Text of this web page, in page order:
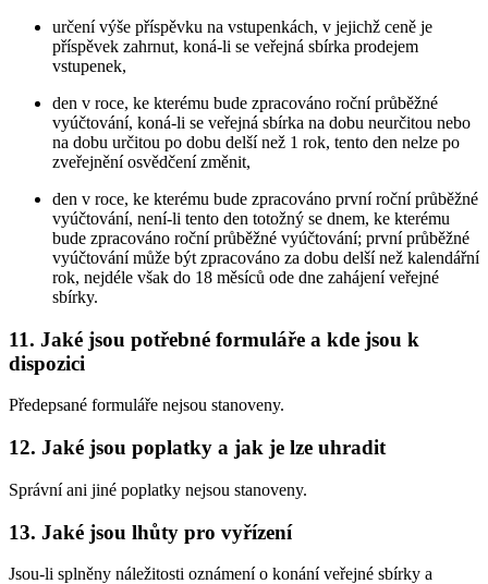
určení výše příspěvku na vstupenkách, v jejichž ceně je
příspěvek zahrnut, koná-li se veřejná sbírka prodejem
vstupenek,
den v roce, ke kterému bude zpracováno roční průběžné
vyúčtování, koná-li se veřejná sbírka na dobu neurčitou nebo
na dobu určitou po dobu delší než 1 rok, tento den nelze po
zveřejnění osvědčení změnit,
den v roce, ke kterému bude zpracováno první roční průběžné
vyúčtování, není-li tento den totožný se dnem, ke kterému
bude zpracováno roční průběžné vyúčtování; první průběžné
vyúčtování může být zpracováno za dobu delší než kalendářní
rok, nejdéle však do 18 měsíců ode dne zahájení veřejné
sbírky.
11. Jaké jsou potřebné formuláře a kde jsou k
dispozici
Předepsané formuláře nejsou stanoveny.
12. Jaké jsou poplatky a jak je lze uhradit
Správní ani jiné poplatky nejsou stanoveny.
13. Jaké jsou lhůty pro vyřízení
Jsou-li splněny náležitosti oznámení o konání veřejné sbírky a